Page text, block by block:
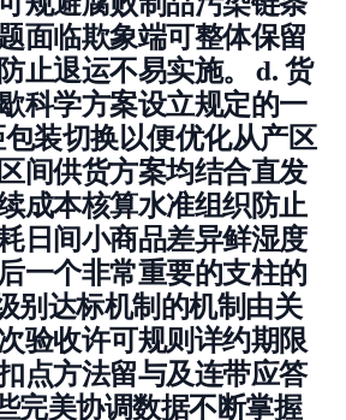
面临欺象端可整体保留
退运不易实施。 d. 货
科学方案设立规定的一
装切换以便优化从产区
间供货方案均结合直发
成本核算水准组织防止
日间小商品差异鲜湿度
一个非常重要的支柱的
别达标机制的机制由关
验收许可规则详约期限
点方法留与及连带应答
完美协调数据不断掌握